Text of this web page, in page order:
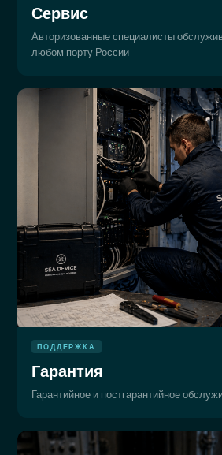
Сервис
Авторизованные специалисты
любом порту России
ПОДДЕРЖКА
Гарантия
Гарантийное и постгарантийное